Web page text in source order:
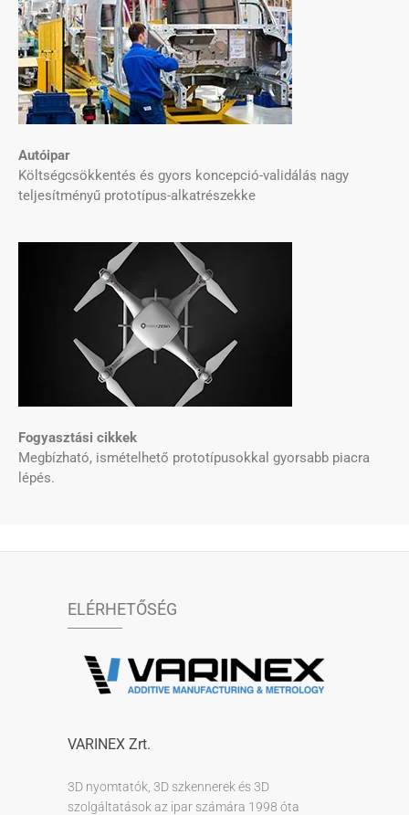
Autóipar
Költségcsökkentés és gyors koncepció-validálás nagy
teljesítményű prototípus-alkatrészekke
Fogyasztási cikkek
Megbízható, ismételhető prototípusokkal gyorsabb piacra
lépés.
ELÉRHETŐSÉG
VARINEX Zrt.
3D nyomtatók, 3D szkennerek és 3D
szolgáltatások az ipar számára 1998 óta